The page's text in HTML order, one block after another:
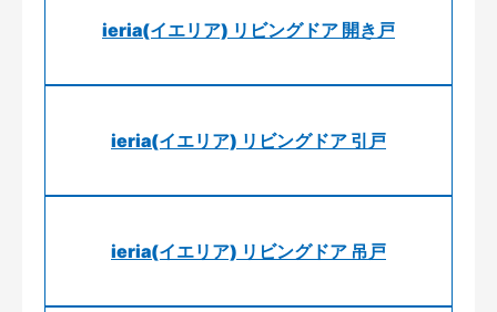
ieria(イエリア) リビングドア 開き戸
ieria(イエリア) リビングドア 引戸
ieria(イエリア) リビングドア 吊戸